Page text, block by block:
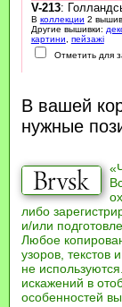
V-213:
В коллекции 2
Другие вышивки:
картини, пейзажі
Отметить для
В вашей
нужные
либо
и/или
Любое
узоров,
не
искажений в
особенностей